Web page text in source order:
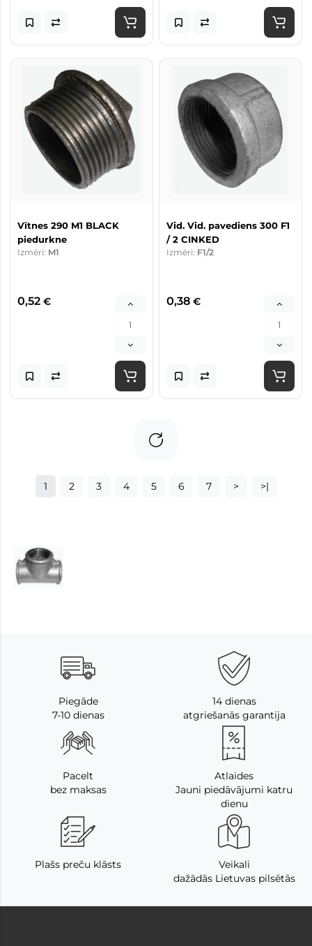
Vītnes 290 M1 BLACK
piedurkne
Izmēri: M1
0,52 €
Vid. Vid. pavediens 300 F1
/ 2 CINKED
Izmēri: F1/2
0,38 €
1 2 3 4 5 6 7 > >|
Piegāde
7-10 dienas
14 dienas
atgriešanās garantija
Pacelt
bez maksas
Atlaides
Jauni piedāvājumi katru
dienu
Plašs preču klāsts
Veikali
dažādās Lietuvas pilsētās